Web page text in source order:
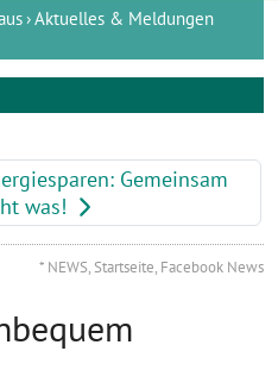
Aktuelles & Meldungen
Gemeinsam
was!
* NEWS, Startseite, Facebook News